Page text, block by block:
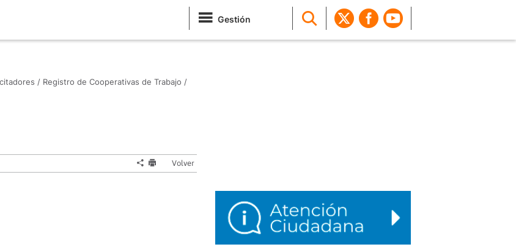
Gestión
/ Registro de Cooperativas de Trabajo /
Volver